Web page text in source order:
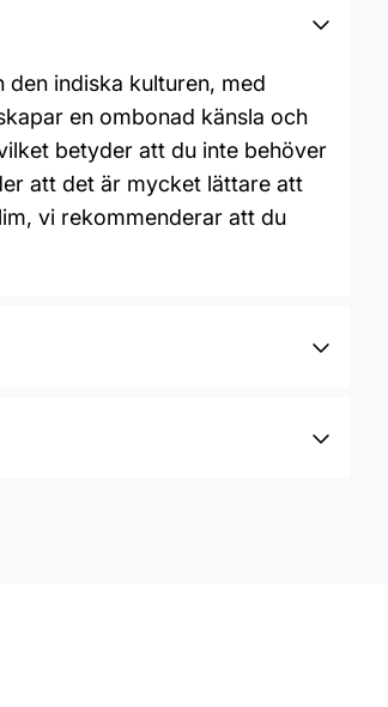
indiska kulturen, med
en ombonad känsla och
betyder att du inte behöver
att det är mycket lättare att
vi rekommenderar att du